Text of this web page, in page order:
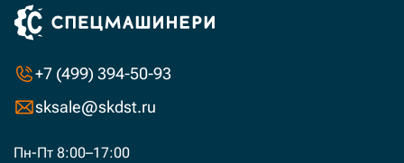
+7 (499) 394-50-93
sksale@skdst.ru
Пн-Пт 8:00–17:00